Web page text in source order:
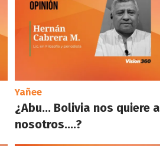
Yañee
¿Abu… Bolivia nos quiere a
nosotros….?